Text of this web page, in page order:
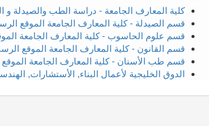
كلية المعارف الجامعة - دراسة الطب والصيدلة و
قسم الصيدلة - كلية المعارف الجامعة الموقع
قسم علوم الحاسوب - كلية المعارف الجامعة
قسم القانون - كلية المعارف الجامعة الموقع
قسم طب الأسنان - كلية المعارف الجامعة
الدوق الخليجية لأعمال البناء, الأستشارات,